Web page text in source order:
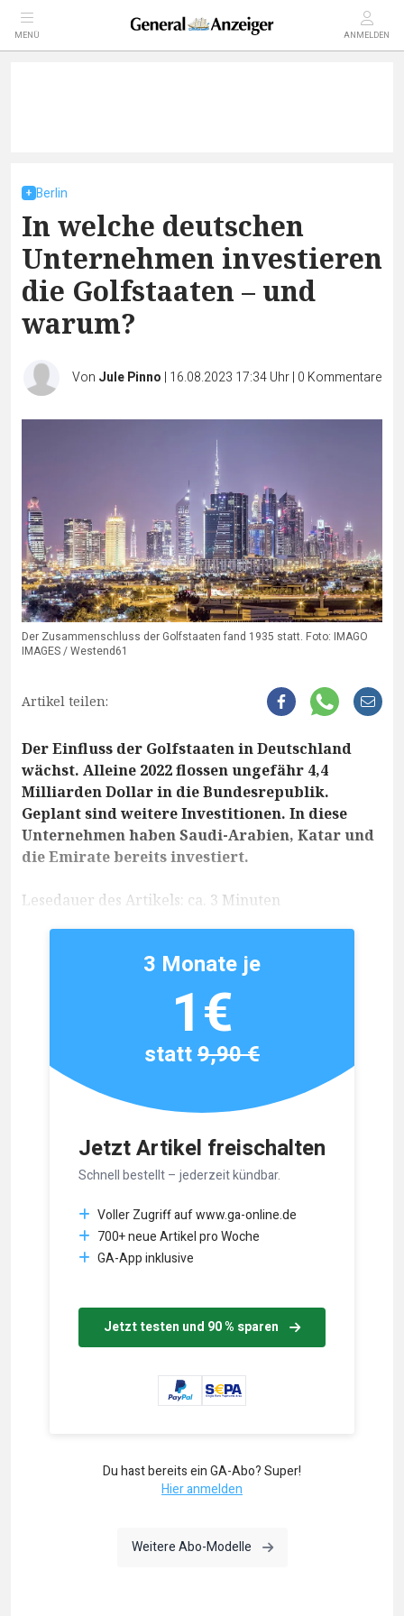
MENÜ ANMELDEN
Berlin
In welche deutschen
Unternehmen investieren
die Golfstaaten – und
warum?
Von Jule Pinno | 16.08.2023 17:34 Uhr| 0 Kommentare
Der Zusammenschluss der Golfstaaten fand 1935 statt. Foto: IMAGO
IMAGES / Westend61
Artikel teilen:
Der Einfluss der Golfstaaten in Deutschland
wächst. Alleine 2022 flossen ungefähr 4,4
Milliarden Dollar in die Bundesrepublik.
Geplant sind weitere Investitionen. In diese
Unternehmen haben Saudi-Arabien, Katar und
die Emirate bereits investiert.
Lesedauer des Artikels: ca. 3 Minuten
Jetzt Artikel freischalten
Schnell bestellt – jederzeit kündbar.
Voller Zugriff auf www.ga-online.de
700+ neue Artikel pro Woche
GA-App inklusive
Jetzt testen und 90 % sparen
3 Monate je
1€
statt9,90 €
Du hast bereits ein GA-Abo? Super!
Hier anmelden
Weitere Abo-Modelle